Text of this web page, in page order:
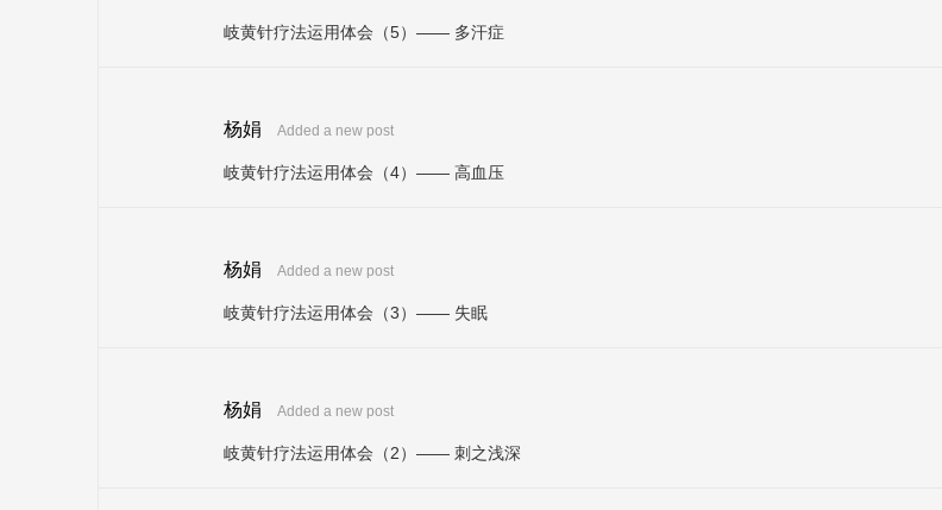
岐黄针疗法运用体会（5）—— 多汗症
杨娟 Added a new post
岐黄针疗法运用体会（4）—— 高血压
杨娟 Added a new post
岐黄针疗法运用体会（3）—— 失眠
杨娟 Added a new post
岐黄针疗法运用体会（2）—— 刺之浅深